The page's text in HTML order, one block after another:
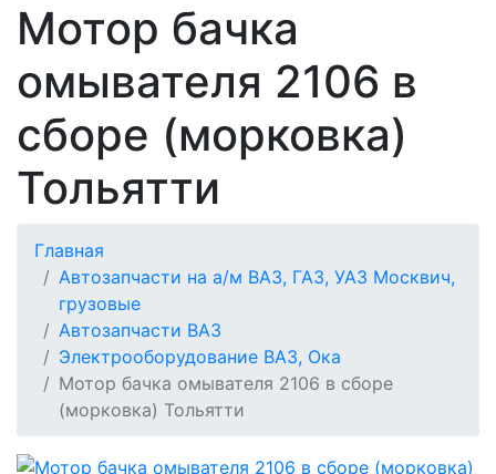
Мотор бачка
омывателя 2106 в
сборе (морковка)
Тольятти
Главная
Автозапчасти на а/м ВАЗ, ГАЗ, УАЗ Москвич,
грузовые
Автозапчасти ВАЗ
Электрооборудование ВАЗ, Ока
Мотор бачка омывателя 2106 в сборе
(морковка) Тольятти